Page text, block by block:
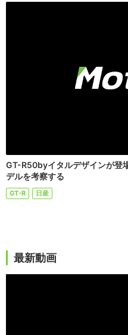
GT-R50byイタルデザインが登
デルを考察する
GT-R 日産
最新動画